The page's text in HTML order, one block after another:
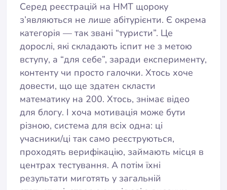
Серед реєстрацій на НМТ щороку
з’являються не лише абітурієнти. Є окрема
категорія — так звані “туристи”. Це
дорослі, які складають іспит не з метою
вступу, а “для себе”, заради експерименту,
контенту чи просто галочки. Хтось хоче
довести, що ще здатен скласти
математику на 200. Хтось, знімає відео
для блогу. І хоча мотивація може бути
різною, система для всіх одна: ці
учасники/ці так само реєструються,
проходять верифікацію, займають місця в
центрах тестування. А потім їхні
результати миготять у загальній